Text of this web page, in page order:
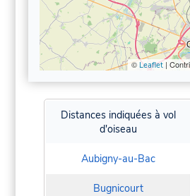
© Leaflet|
Distances indiquées à vol
d'oiseau
Aubigny-au-Bac
Bugnicourt